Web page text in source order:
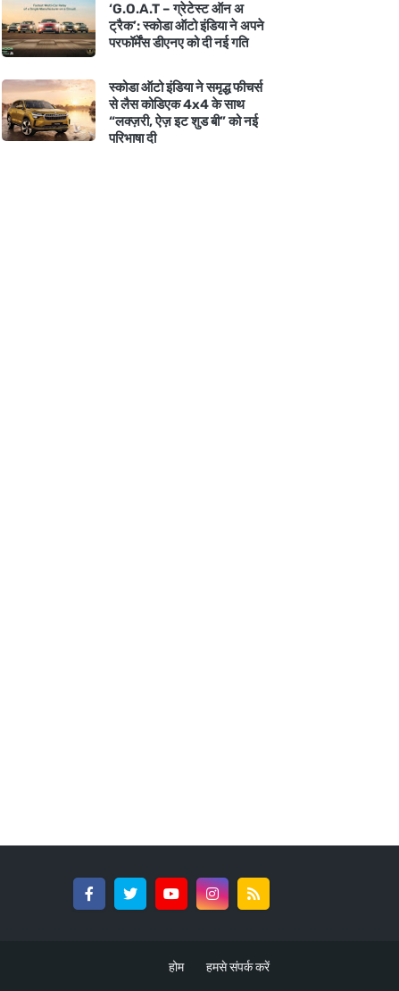
‘G.O.A.T – ग्रेटेस्ट ऑन अ
ट्रैक’: स्कोडा ऑटो इंडिया ने अपने
परफॉर्मेंस डीएनए को दी नई गति
स्कोडा ऑटो इंडिया ने समृद्ध फीचर्स
से लैस कोडिएक 4x4 के साथ
“लक्ज़री, ऐज़ इट शुड बी” को नई
परिभाषा दी
होम हमसे संपर्क करें